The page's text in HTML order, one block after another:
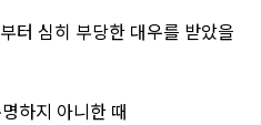
터 심히 부당한 대우를 받았을
하지 아니한 때